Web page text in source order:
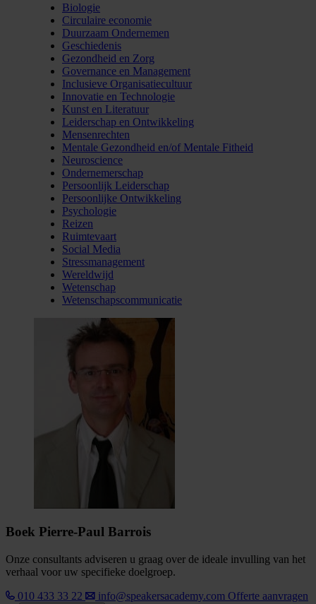
Biologie
Circulaire economie
Duurzaam Ondernemen
Geschiedenis
Gezondheid en Zorg
Governance en Management
Inclusieve Organisatiecultuur
Innovatie en Technologie
Kunst en Literatuur
Leiderschap en Ontwikkeling
Mensenrechten
Mentale Gezondheid en/of Mentale Fitheid
Neuroscience
Ondernemerschap
Persoonlijk Leiderschap
Persoonlijke Ontwikkeling
Psychologie
Reizen
Ruimtevaart
Social Media
Stressmanagement
Wereldwijd
Wetenschap
Wetenschapscommunicatie
Boek Pierre-Paul Barrois
Onze consultants adviseren u graag over de ideale invulling van het
verhaal voor uw specifieke doelgroep.
010 433 33 22
info@speakersacademy.com Offerte aanvragen